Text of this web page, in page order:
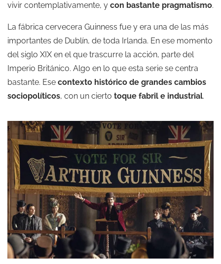
vivir contemplativamente, y con bastante pragmatismo.
La fábrica cervecera Guinness fue y era una de las más
importantes de Dublín, de toda Irlanda. En ese momento
del siglo XIX en el que trascurre la acción, parte del
Imperio Británico. Algo en lo que esta serie se centra
bastante. Ese contexto histórico de grandes cambios
sociopolíticos, con un cierto toque fabril e industrial.